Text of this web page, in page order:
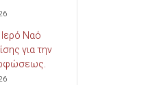
Ιερό Ναό
για την